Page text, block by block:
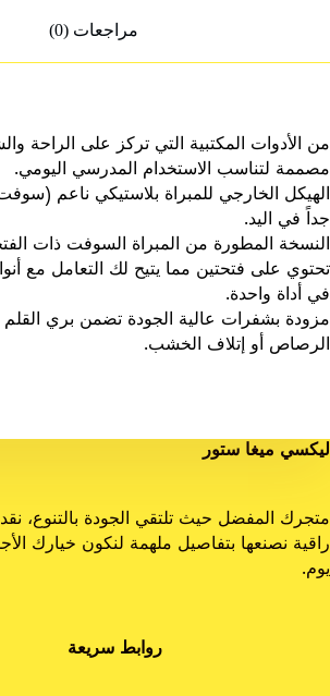
مراجعات (0)
من الأدوات المكتبية التي تركز على الراحة
مصممة لتناسب الاستخدام المدرسي اليومي.
الهيكل الخارجي للمبراة بلاستيكي ناعم
جداً في اليد.
النسخة المطورة من المبراة السوفت ذات
تحتوي على فتحتين مما يتيح لك التعامل مع
في أداة واحدة.
مزودة بشفرات عالية الجودة تضمن بري
الرصاص أو إتلاف الخشب.
ليكسي ميغا ستور
متجرك المفضل حيث تلتقي الجودة بالتنوع،
راقية نصنعها بتفاصيل ملهمة لنكون خيارك
يوم.
روابط سريعة